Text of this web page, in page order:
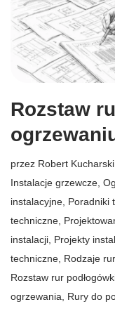
Rozstaw
przez Robert Kucharski
Instalacje grzewcze,
instalacyjne, Poradniki
techniczne,
instalacji, Projekty
techniczne, Rodzaje
Rozstaw rur
ogrzewania, Rury do